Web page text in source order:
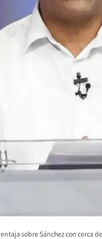
sobre Sánchez con cerca